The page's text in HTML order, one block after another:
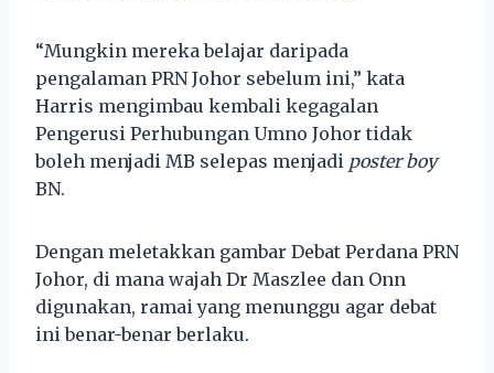
“Mungkin mereka belajar daripada
pengalaman PRN Johor sebelum ini,” kata
Harris mengimbau kembali kegagalan
Pengerusi Perhubungan Umno Johor tidak
boleh menjadi MB selepas menjadi poster boy
BN.
Dengan meletakkan gambar Debat Perdana PRN
Johor, di mana wajah Dr Maszlee dan Onn
digunakan, ramai yang menunggu agar debat
ini benar-benar berlaku.